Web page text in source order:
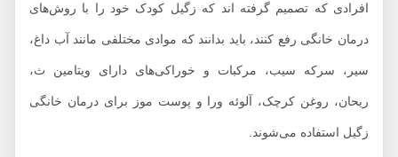
افرادی که تصمیم گرفته اند که زگیل کودک خود را با روش‌های
درمان خانگی رفع کنند، باید بدانند که موادی مختلفی مانند آب داغ،
سیر، سرکه سیب، مرکبات و خوراکی‌های دارای ویتامین ث،
ریحان، روغن کرچک، آلوئه ورا و پوست موز برای درمان خانگی
زگیل استفاده می‌شوند.